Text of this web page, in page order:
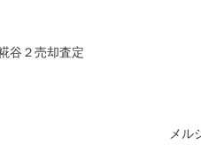
谷２売却査定
メル